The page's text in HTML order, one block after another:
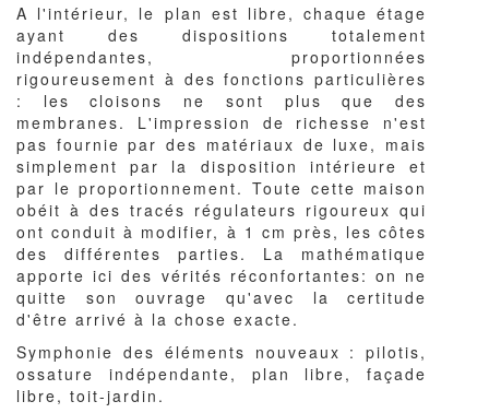
A l'intérieur, le plan est libre, chaque étage
ayant des dispositions totalement
indépendantes, proportionnées
rigoureusement à des fonctions particulières
: les cloisons ne sont plus que des
membranes. L'impression de richesse n'est
pas fournie par des matériaux de luxe, mais
simplement par la disposition intérieure et
par le proportionnement. Toute cette maison
obéit à des tracés régulateurs rigoureux qui
ont conduit à modifier, à 1 cm près, les côtes
des différentes parties. La mathématique
apporte ici des vérités réconfortantes: on ne
quitte son ouvrage qu'avec la certitude
d'être arrivé à la chose exacte.
Symphonie des éléments nouveaux : pilotis,
ossature indépendante, plan libre, façade
libre, toit-jardin.